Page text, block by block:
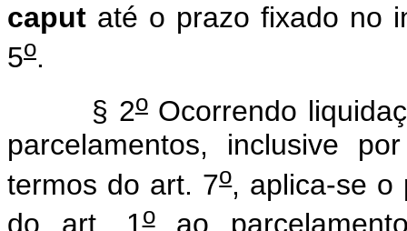
caput até o prazo fixado no
5o.
§ 2oOcorrendo
parcelamentos, inclusive
termos do art. 7o, aplica-se o
do art. 1oao